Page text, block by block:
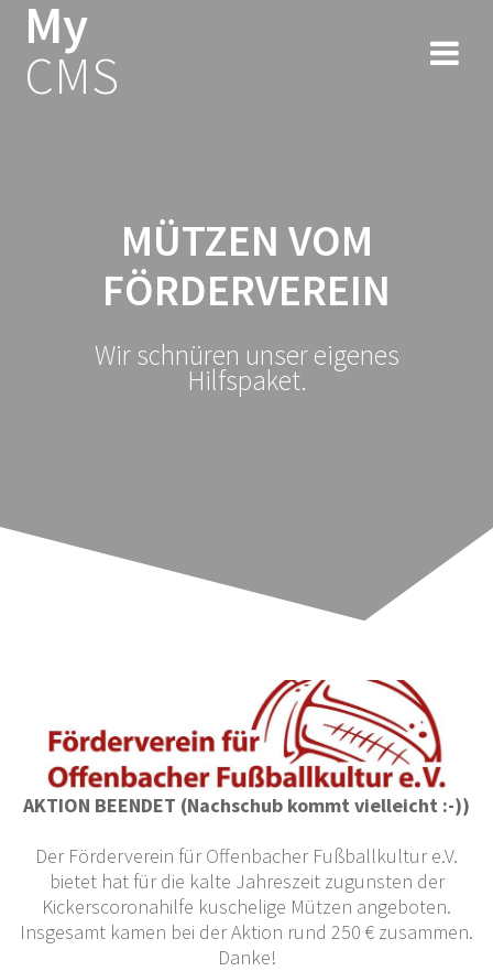
My
CMS
MÜTZEN VOM
FÖRDERVEREIN
Wir schnüren unser eigenes
Hilfspaket.
AKTION BEENDET (Nachschub kommt vielleicht :-))
Der Förderverein für Offenbacher Fußballkultur e.V.
bietet hat für die kalte Jahreszeit zugunsten der
Kickerscoronahilfe kuschelige Mützen angeboten.
Insgesamt kamen bei der Aktion rund 250 € zusammen.
Danke!